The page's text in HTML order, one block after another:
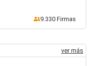
9.330 Firmas
ver más